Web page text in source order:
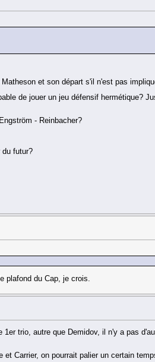
et son départ s'il n'est pas
de jouer un jeu défensif hermétique?
- Reinbacher?
du futur?
plafond du Cap, je crois.
trio, autre que Demidov, il n'y a pas
Carrier, on pourrait palier un certain